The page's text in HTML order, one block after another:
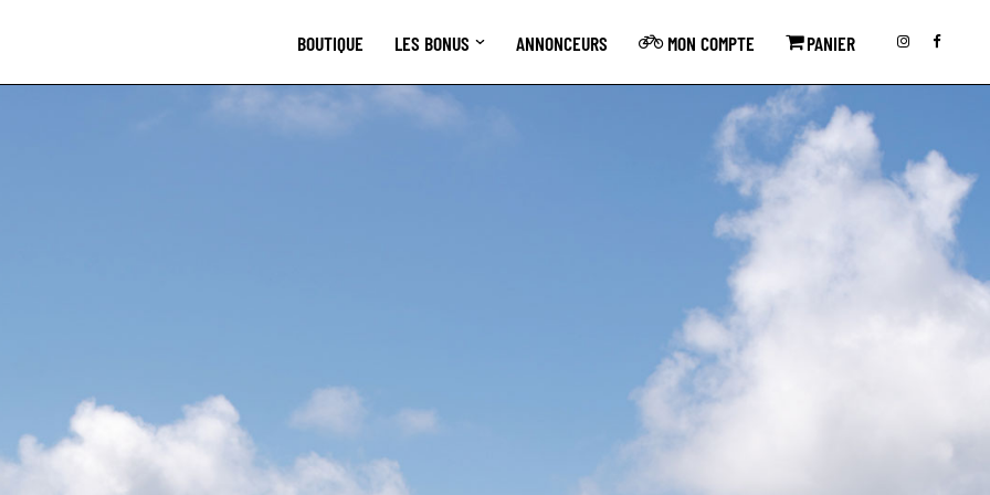
BOUTIQUE LES BONUS ANNONCEURS MON COMPTE PANIER